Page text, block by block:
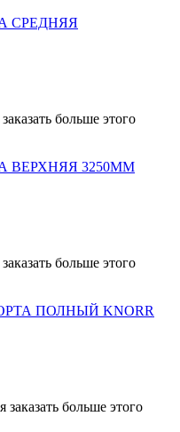
СРЕДНЯЯ
больше этого
ВЕРХНЯЯ 3250ММ
больше этого
ПОЛНЫЙ KNORR
заказать больше этого